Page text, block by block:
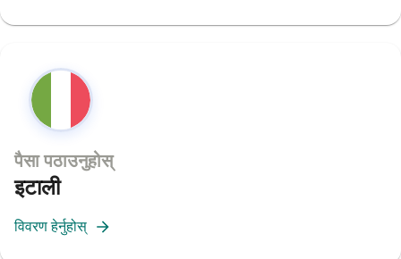
पैसा पठाउनुहोस्
इटाली
विवरण हेर्नुहोस्